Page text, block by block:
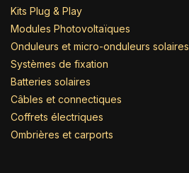
Kits Plug & Play
Modules Photovoltaïques
Onduleurs et micro-onduleurs solaires
Systèmes de fixation
Batteries solaires
Câbles et connectiques
Coffrets électriques
Ombrières et carports